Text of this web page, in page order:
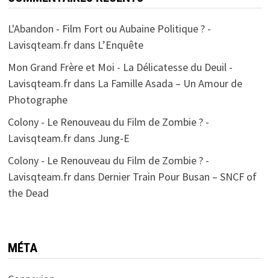
L'Abandon - Film Fort ou Aubaine Politique ? -
Lavisqteam.frdans L’Enquête
Mon Grand Frère et Moi - La Délicatesse du Deuil -
Lavisqteam.frdans La Famille Asada – Un Amour de
Photographe
Colony - Le Renouveau du Film de Zombie ? -
Lavisqteam.frdans Jung-E
Colony - Le Renouveau du Film de Zombie ? -
Lavisqteam.frdans Dernier Train Pour Busan – SNCF of
the Dead
MÉTA